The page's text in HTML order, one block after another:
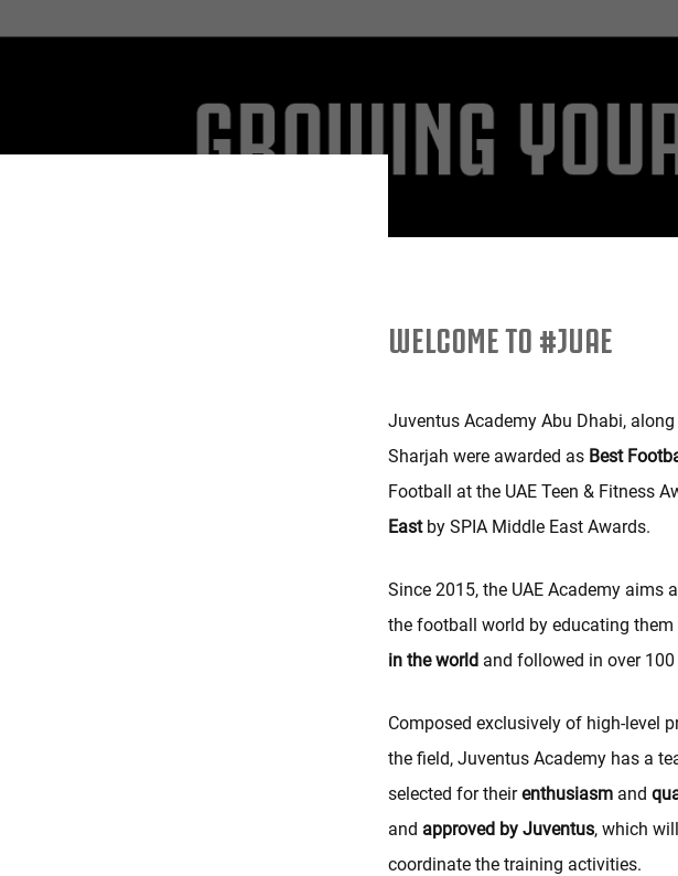
WELCOME TO #JUAE
Juventus Academy Abu Dhabi,
Sharjah were awarded as Best
Football at the UAE Teen & Fitness
Eastby SPIA Middle East Awards.
Since 2015, the UAE Academy
the football world by educating
in the worldand followed in over 100
Composed exclusively of high-level
the field, Juventus Academy has a
selected for theirenthusiasmand
and approved by Juventus, which
coordinate the training activities.